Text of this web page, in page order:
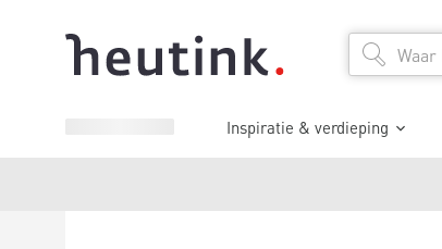
Inspiratie & verdieping